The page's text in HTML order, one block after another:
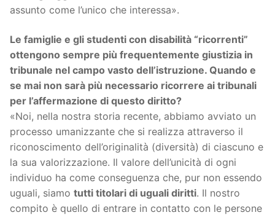
assunto come l’unico che interessa».
Le famiglie e gli studenti con disabilità “ricorrenti”
ottengono sempre più frequentemente giustizia in
tribunale nel campo vasto dell’istruzione. Quando e
se mai non sarà più necessario ricorrere ai tribunali
per l’affermazione di questo diritto?
«Noi, nella nostra storia recente, abbiamo avviato un
processo umanizzante che si realizza attraverso il
riconoscimento dell’originalità (diversità) di ciascuno e
la sua valorizzazione. Il valore dell’unicità di ogni
individuo ha come conseguenza che, pur non essendo
uguali, siamo tutti titolari di uguali diritti. Il nostro
compito è quello di entrare in contatto con le persone